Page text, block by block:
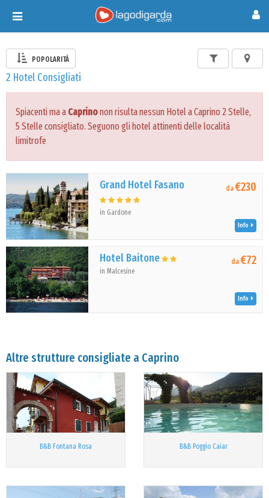
Toggle
navigation
POPOLARITÀ
2 Hotel Consigliati
Spiacenti ma a Caprinonon risulta nessun Hotel a Caprino 2 Stelle,
5 Stelle consigliato. Seguono gli hotel attinenti delle località
limitrofe
Grand Hotel Fasano
in Gardone
da€230
Info
Hotel Baitone
in Malcesine
da€72
Info
Altre strutture consigliate a Caprino
B&B Fontana Rosa B&B Poggio Caiar